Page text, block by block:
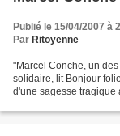
Publié le 15/04/2007 à
Par Ritoyenne
"Marcel Conche, un
solidaire, lit Bonjour
d'une sagesse tragique